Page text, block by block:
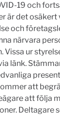
19 och
är det osäkert
och
närvara
Vissa ur
länk.
att
att följa
Deltagare